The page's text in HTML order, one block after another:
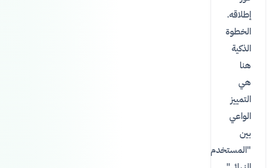
إطلاقه.
الخطوة
الذكية
هنا
هي
التمييز
الواعي
بين
"المستخدم